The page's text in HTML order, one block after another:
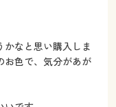
かなと思い購入しま
お色で、気分があが